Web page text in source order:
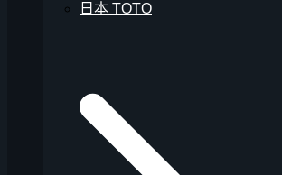
日本 TOTO